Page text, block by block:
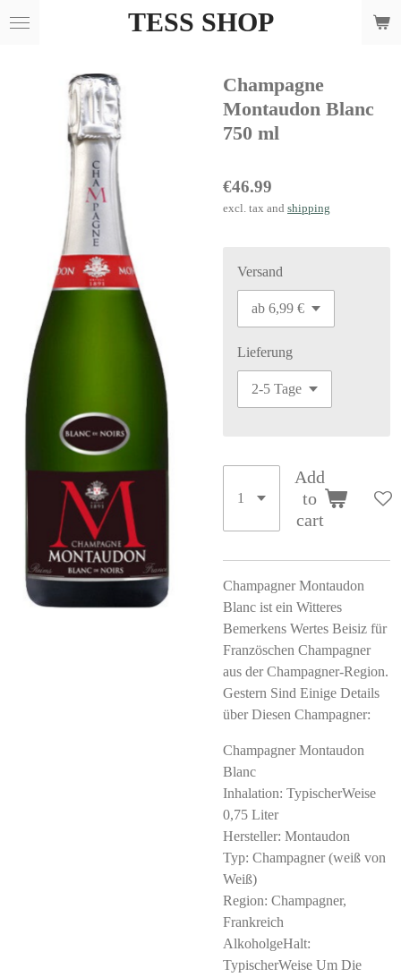
Skip
TESS SHOP
Champagne
Montaudon Blanc
750 ml
€46.99
excl. tax and shipping
Versand
Lieferung
Add
to
cart
Champagner Montaudon
Blanc ist ein Witteres
Bemerkens Wertes Beisiz für
Französchen Champagner
aus der Champagner-Region.
Gestern Sind Einige Details
über Diesen Champagner:
Champagner Montaudon
Blanc
Inhalation: TypischerWeise
0,75 Liter
Hersteller: Montaudon
Typ: Champagner (weiß von
Weiß)
Region: Champagner,
Frankreich
AlkoholgeHalt:
TypischerWeise Um Die